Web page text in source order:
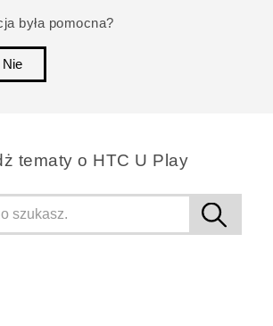
była pomocna?
Nie
tematy o HTC U Play